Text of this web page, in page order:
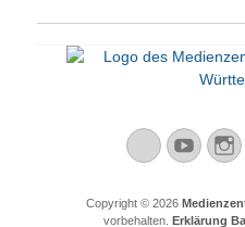
Mastodon
Copyright © 2026
vorbehalten. Erklärung